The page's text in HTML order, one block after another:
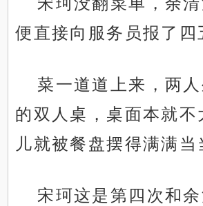
便直接向服务员报了四
菜一道道上来，两
的双人桌，桌面本就不
儿就被餐盘摆得满满当
宋珂这是第四次和